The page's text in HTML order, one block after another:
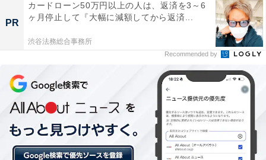
PR
カードローン50万円以上の人は、返済を3～6
ヶ月停止して『大幅に減額してから返済...
渋谷法務総合事務所
Recommended by